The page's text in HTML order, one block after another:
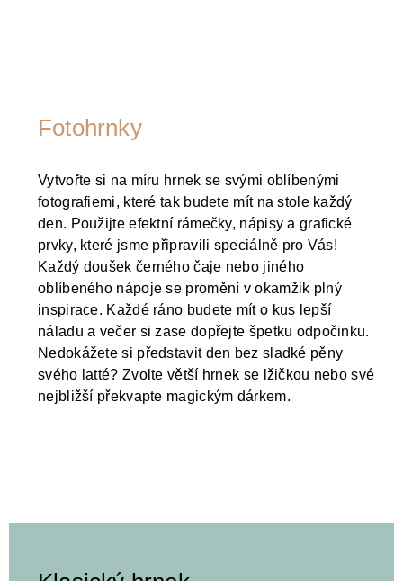
Fotohrnky
Vytvořte si na míru hrnek se svými oblíbenými
fotografiemi, které tak budete mít na stole každý
den. Použijte efektní rámečky, nápisy a grafické
prvky, které jsme připravili speciálně pro Vás!
Každý doušek černého čaje nebo jiného
oblíbeného nápoje se promění v okamžik plný
inspirace. Každé ráno budete mít o kus lepší
náladu a večer si zase dopřejte špetku odpočinku.
Nedokážete si představit den bez sladké pěny
svého latté? Zvolte větší hrnek se lžičkou nebo své
nejbližší překvapte magickým dárkem.